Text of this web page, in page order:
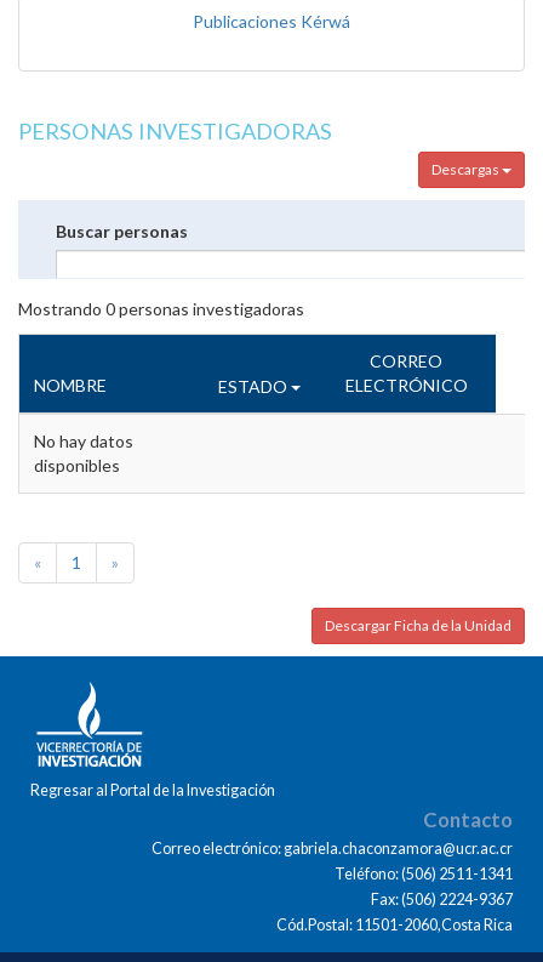
Publicaciones Kérwá
PERSONAS INVESTIGADORAS
Descargas
Buscar personas
Mostrando 0personas investigadoras
NOMBRE ESTADO
CORREO
ELECTRÓNICO
No hay datos
disponibles
« 1 »
Descargar Ficha de la Unidad
Regresar al Portal de la Investigación
Contacto
Correo electrónico: gabriela.chaconzamora@ucr.ac.cr
Teléfono: (506) 2511-1341
Fax: (506) 2224-9367
Cód.Postal: 11501-2060,Costa Rica